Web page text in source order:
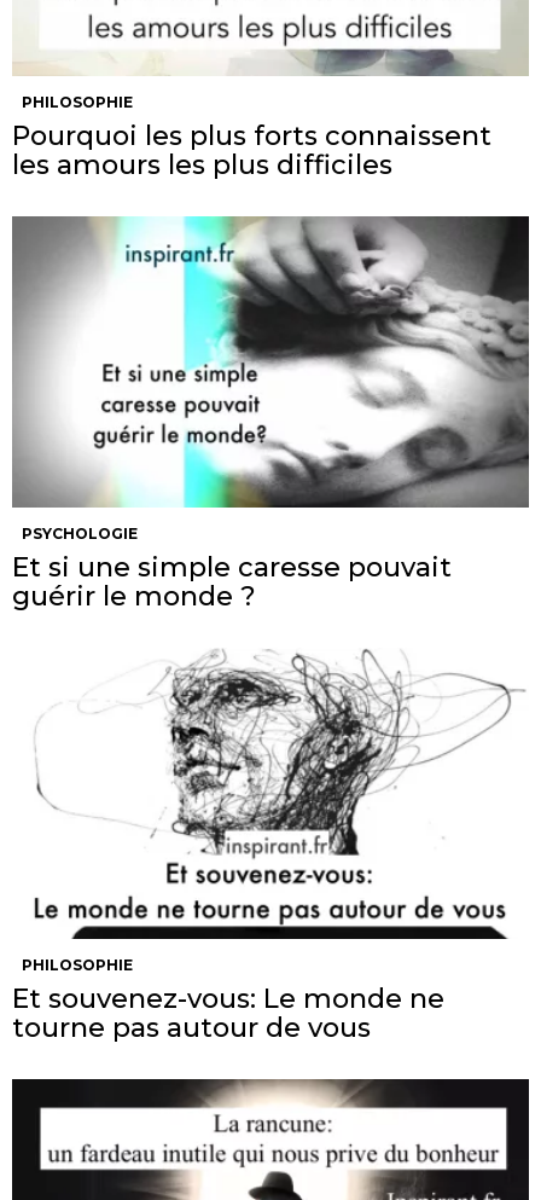
PHILOSOPHIE
Pourquoi les plus forts connaissent
les amours les plus difficiles
PSYCHOLOGIE
Et si une simple caresse pouvait
guérir le monde ?
PHILOSOPHIE
Et souvenez-vous: Le monde ne
tourne pas autour de vous